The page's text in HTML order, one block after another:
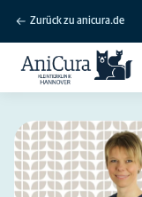
Zurück zu anicura.de